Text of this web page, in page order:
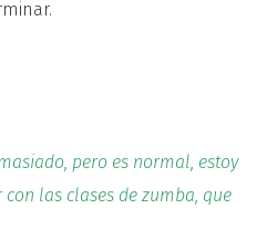
pero es normal, estoy
las clases de zumba, que